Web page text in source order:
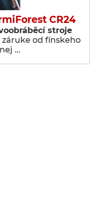
CR24
stroje
záruke od fínskeho
…